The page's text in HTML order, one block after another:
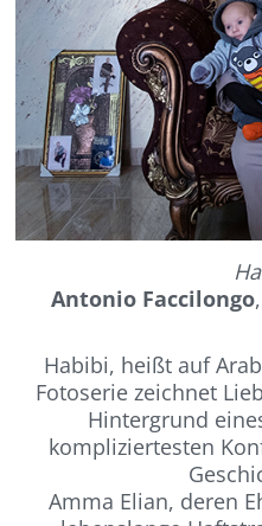
Antonio Faccilongo
Habibi, heißt auf
Fotoserie zeichnet
Hintergrund
kompliziertesten
Amma Elian, deren